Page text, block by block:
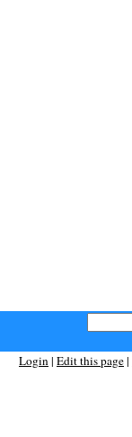
Login | Edit this page|